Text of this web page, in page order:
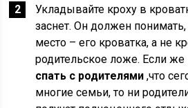
Укладывайте кроху в
заснет. Он должен понимать,
место – его кроватка, а не
родительское ложе. Если
спать с родителями ,что
многие семьи, то ни